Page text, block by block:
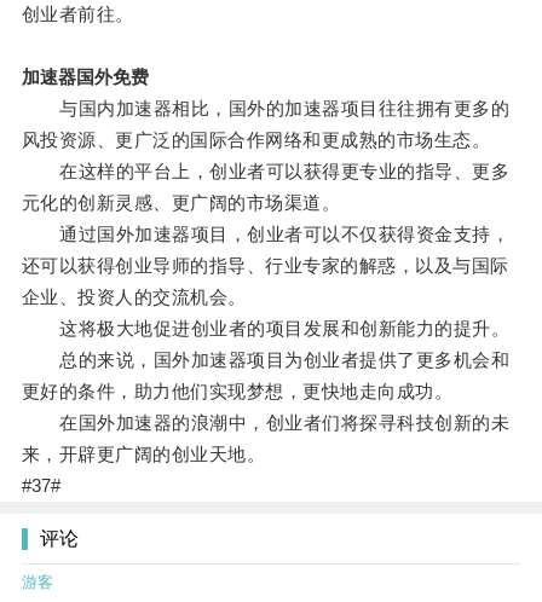
创业者前往。
加速器国外免费
与国内加速器相比，国外的加速器项目往往拥有更多的
风投资源、更广泛的国际合作网络和更成熟的市场生态。
在这样的平台上，创业者可以获得更专业的指导、更多
元化的创新灵感、更广阔的市场渠道。
通过国外加速器项目，创业者可以不仅获得资金支持，
还可以获得创业导师的指导、行业专家的解惑，以及与国际
企业、投资人的交流机会。
这将极大地促进创业者的项目发展和创新能力的提升。
总的来说，国外加速器项目为创业者提供了更多机会和
更好的条件，助力他们实现梦想，更快地走向成功。
在国外加速器的浪潮中，创业者们将探寻科技创新的未
来，开辟更广阔的创业天地。
#37#
评论
游客